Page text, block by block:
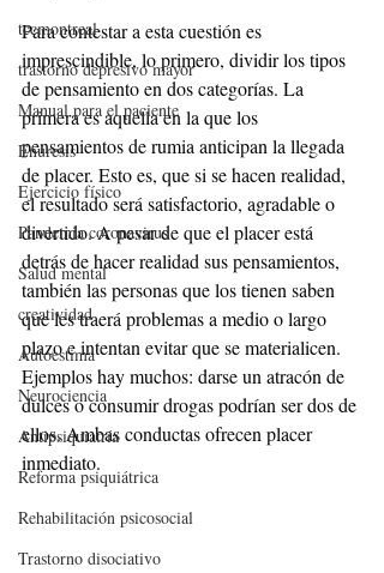
tccmontreal
trastorno depresivo mayor
Manual para el paciente
Enuresis
Ejercicio físico
Pandemia coronavirus
Salud mental
creatividad
Autoestima
Neurociencia
Antipsiquiatría
Reforma psiquiátrica
Rehabilitación psicosocial
Trastorno disociativo
Para contestar a esta cuestión es
imprescindible, lo primero, dividir los tipos
de pensamiento en dos categorías. La
primera es aquella en la que los
pensamientos de rumia anticipan la llegada
de placer. Esto es, que si se hacen realidad,
el resultado será satisfactorio, agradable o
divertido. A pesar de que el placer está
detrás de hacer realidad sus pensamientos,
también las personas que los tienen saben
que les traerá problemas a medio o largo
plazo e intentan evitar que se materialicen.
Ejemplos hay muchos: darse un atracón de
dulces o consumir drogas podrían ser dos de
ellos. Ambas conductas ofrecen placer
inmediato.